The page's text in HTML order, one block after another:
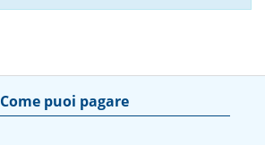
Come puoi pagare